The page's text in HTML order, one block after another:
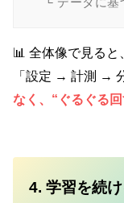
📊 全体像で見ると
「設定 → 計測 →
なく、“ぐるぐる
4. 学習を続